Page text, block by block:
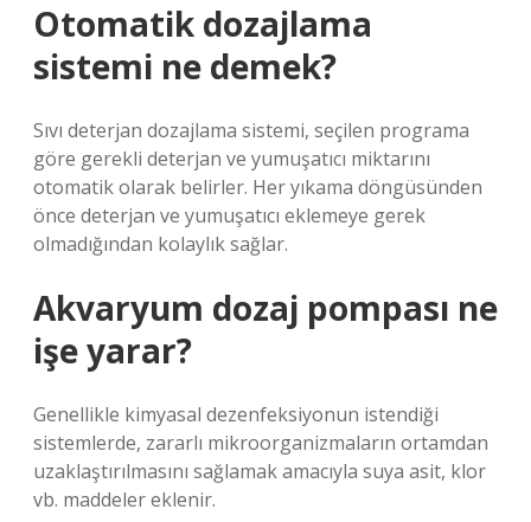
Otomatik dozajlama
sistemi ne demek?
Sıvı deterjan dozajlama sistemi, seçilen programa
göre gerekli deterjan ve yumuşatıcı miktarını
otomatik olarak belirler. Her yıkama döngüsünden
önce deterjan ve yumuşatıcı eklemeye gerek
olmadığından kolaylık sağlar.
Akvaryum dozaj pompası ne
işe yarar?
Genellikle kimyasal dezenfeksiyonun istendiği
sistemlerde, zararlı mikroorganizmaların ortamdan
uzaklaştırılmasını sağlamak amacıyla suya asit, klor
vb. maddeler eklenir.